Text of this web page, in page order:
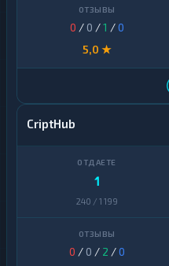
0 / 0 /1 /0
5,0 ★
CriptHub
1
240 / 1 199
0 / 0 / 2 /0